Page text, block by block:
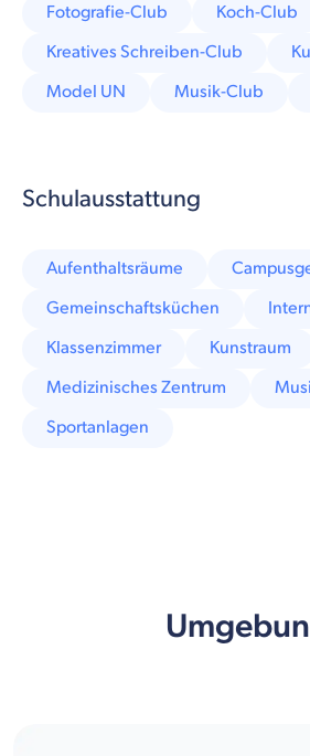
Fotografie-Club
Koch-Club
Kreatives Schreiben-Club
Model UN
Musik-Club
Schulausstattung
Aufenthaltsräume
Gemeinschaftsküchen
Klassenzimmer
Kunstraum
Medizinisches Zentrum
Sportanlagen